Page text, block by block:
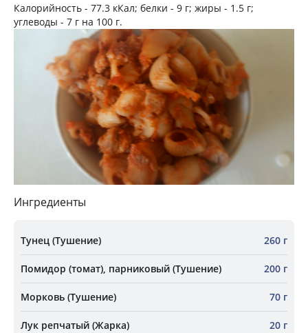
Калорийность - 77.3 кКал; белки - 9 г; жиры - 1.5 г;
углеводы - 7 г на 100 г.
Ингредиенты
Тунец (Тушение) 260 г
Помидор (томат), парниковый (Тушение) 200 г
Морковь (Тушение) 70 г
Лук репчатый (Жарка) 20 г